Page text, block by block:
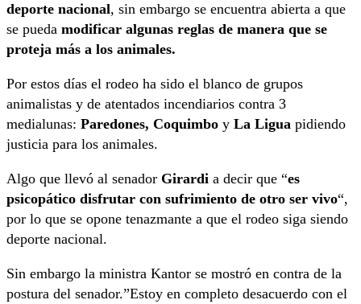
deporte nacional, sin embargo se encuentra abierta a que
se pueda modificar algunas reglas de manera que se
proteja más a los animales.
Por estos días el rodeo ha sido el blanco de grupos
animalistas y de atentados incendiarios contra 3
medialunas: Paredones, Coquimbo y La Ligua pidiendo
justicia para los animales.
Algo que llevó al senador Girardi a decir que “es
psicopático disfrutar con sufrimiento de otro ser vivo“,
por lo que se opone tenazmante a que el rodeo siga siendo
deporte nacional.
Sin embargo la ministra Kantor se mostró en contra de la
postura del senador.”Estoy en completo desacuerdo con el